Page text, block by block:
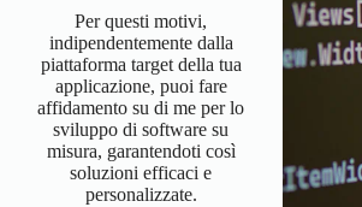
Per questi motivi,
indipendentemente dalla
piattaforma target della tua
applicazione, puoi fare
affidamento su di me per lo
sviluppo di software su
misura, garantendoti così
soluzioni efficaci e
personalizzate.